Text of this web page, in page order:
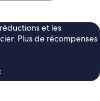
et les
Plus de récompenses